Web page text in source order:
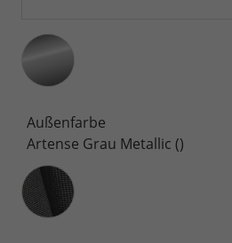
Außenfarbe
Artense Grau Metallic ()
Innenausstattung